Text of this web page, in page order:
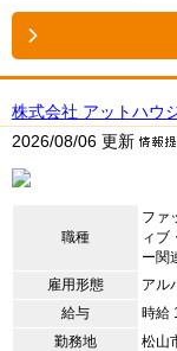
株式会社 アットハウ
2026/08/06 更新
職種
ファ
ィブ
ー関
雇用形態
アル
給与
時給
勤務地
松山